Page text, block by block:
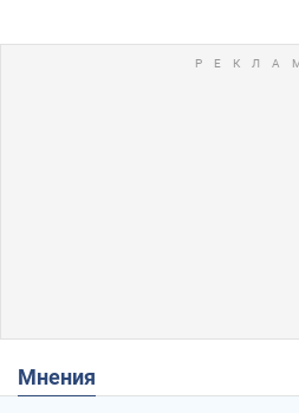
Мнения